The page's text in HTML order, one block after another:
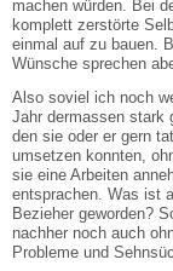
machen würden. Bei
komplett zerstörte
einmal auf zu bauen.
Wünsche sprechen
Also soviel ich noch
Jahr dermassen stark
den sie oder er gern
umsetzen konnten,
sie eine Arbeiten
entsprachen. Was ist
Bezieher geworden?
nachher noch auch
Probleme und